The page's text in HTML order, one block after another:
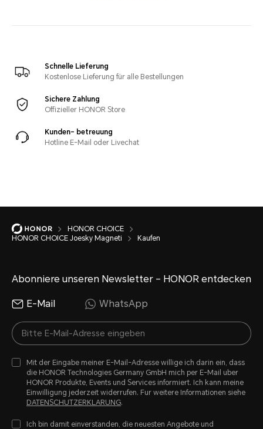
Schnelle Lieferung
Kostenlose Lieferung für alle Bestellungen
Sichere Zahlung
Offizieller HONOR Store
Kunden- betreuung
Hotline E-Mail oder Livechat
HONOR CHOICE
HONOR CHOICE Joesky Magneti
Kaufen
Abonniere unseren Newsletter – HONOR entdecken
E-Mail WhatsApp
Mit der Eingabe meiner E-Mail-Adresse willige ich darin ein, dass
die HONOR Technologies Germany GmbH mich per E-Mail uber
HONOR Produkte, Events und Services informiert. Ich kann meine
Einwilligung jederzeit widerrufen. Fur weitere Informationen siehe
DATENSCHUTZERKLARUNG.
Ich bin damit einverstanden, die neuesten Angebote und